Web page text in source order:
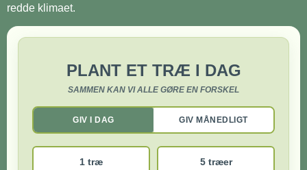
redde klimaet.
PLANT ET TRÆ I DAG
SAMMEN KAN VI ALLE GØRE EN FORSKEL
GIV I DAG GIV MÅNEDLIGT
1 træ 5 træer